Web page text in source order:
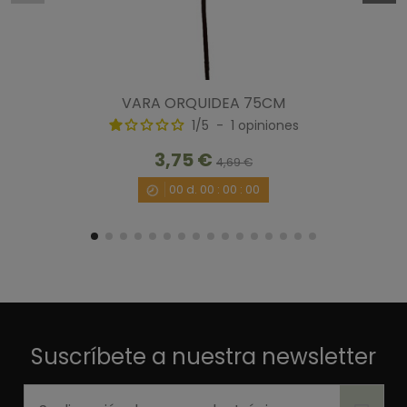
VARA ORQUIDEA 75CM
1/5 - 1 opiniones
3,75 € 4,69 €
00 d. 00 : 00 : 00
Suscríbete a nuestra newsletter